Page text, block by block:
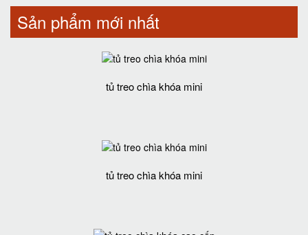
Sản phẩm mới nhất
tủ treo chìa khóa mini
tủ treo chìa khóa mini